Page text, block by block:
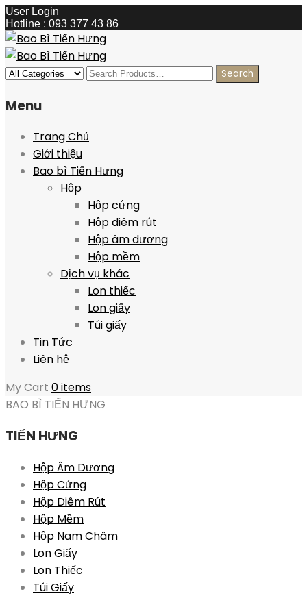
User Login
Hotline : 093 377 43 86
Menu
Trang Chủ
Giới thiệu
Bao bì Tiến Hưng
Hộp
Hộp cứng
Hộp diêm rút
Hộp âm dương
Hộp mềm
Dịch vụ khác
Lon thiếc
Lon giấy
Túi giấy
Tin Tức
Liên hệ
My Cart 0 items
BAO BÌ TIẾN HƯNG
TIẾN HƯNG
Hộp Âm Dương
Hộp Cứng
Hộp Diêm Rút
Hộp Mềm
Hộp Nam Châm
Lon Giấy
Lon Thiếc
Túi Giấy